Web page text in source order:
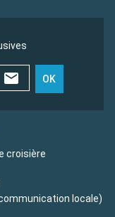
OK
croisière
locale)